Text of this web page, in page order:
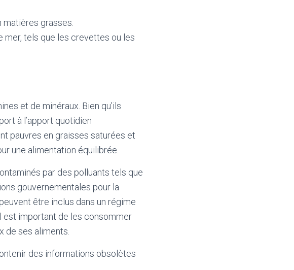
grasses.
mer, tels que les crevettes ou les
et de minéraux. Bien qu’ils
à l’apport quotidien
pauvres en graisses saturées et
une alimentation équilibrée.
par des polluants tels que
gouvernementales pour la
être inclus dans un régime
est important de les consommer
de ses aliments.
des informations obsolètes